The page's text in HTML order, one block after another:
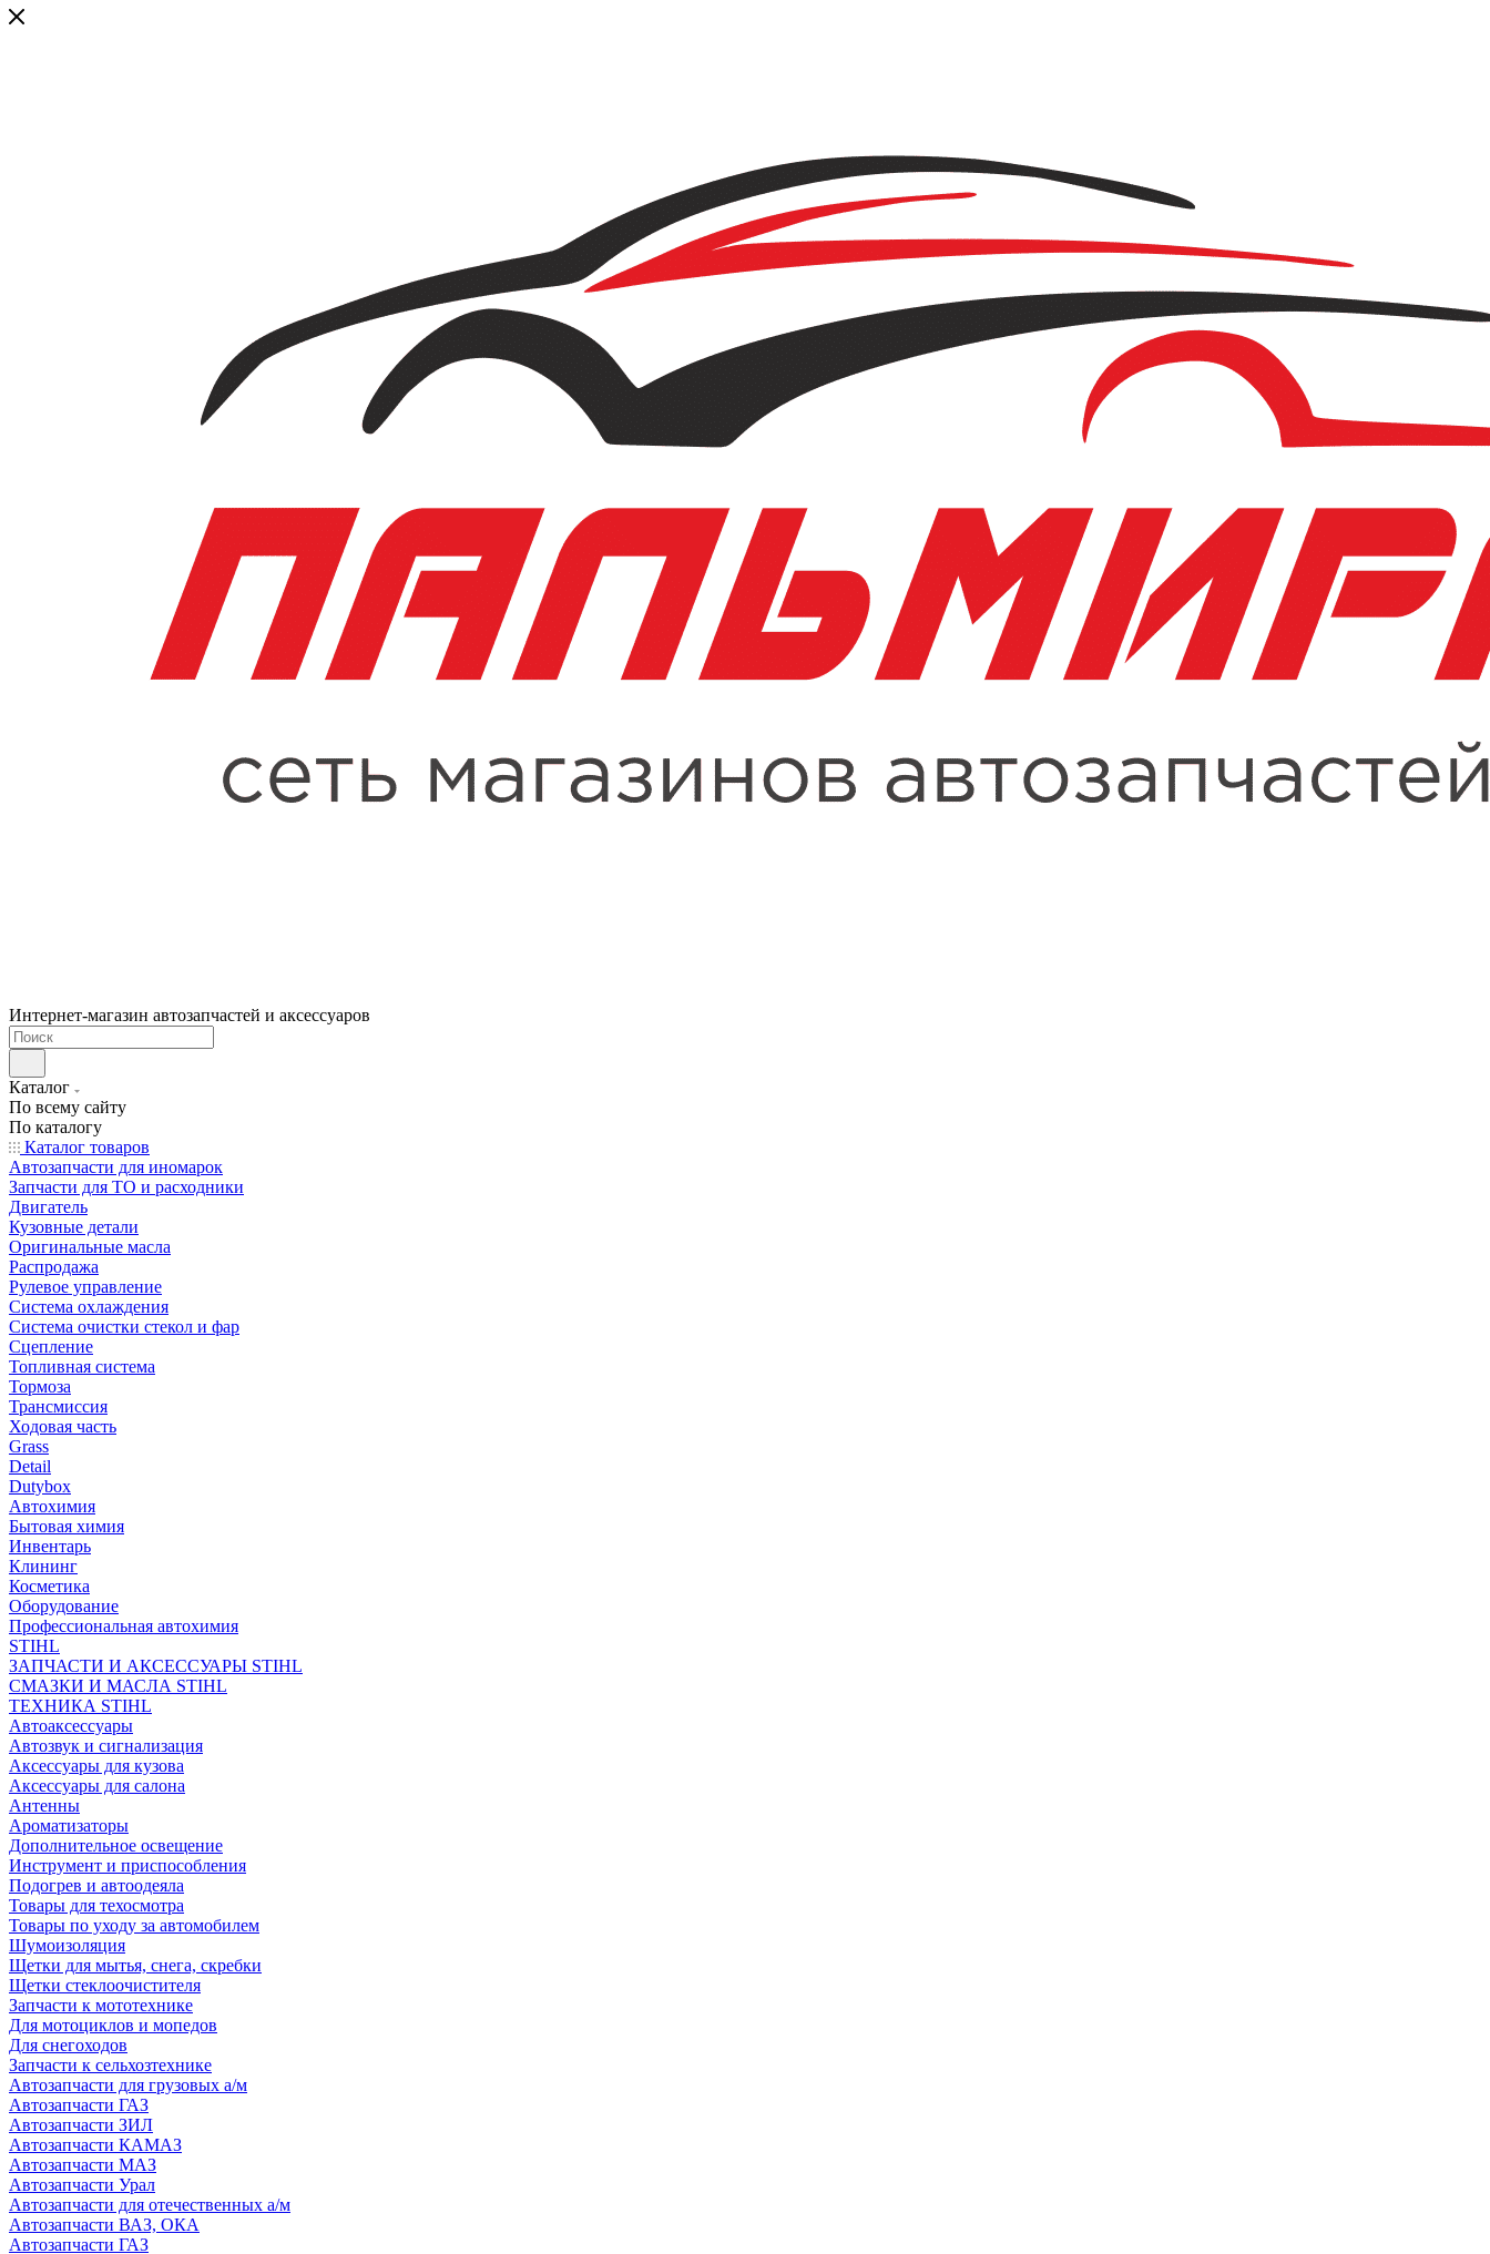
Интернет-магазин автозапчастей и аксессуаров
Каталог
По всему сайту
По каталогу
Каталог товаров
Автозапчасти для иномарок
Запчасти для ТО и расходники
Двигатель
Кузовные детали
Оригинальные масла
Распродажа
Рулевое управление
Система охлаждения
Система очистки стекол и фар
Сцепление
Топливная система
Тормоза
Трансмиссия
Ходовая часть
Grass
Detail
Dutybox
Автохимия
Бытовая химия
Инвентарь
Клининг
Косметика
Оборудование
Профессиональная автохимия
STIHL
ЗАПЧАСТИ И АКСЕССУАРЫ STIHL
СМАЗКИ И МАСЛА STIHL
ТЕХНИКА STIHL
Автоаксессуары
Автозвук и сигнализация
Аксессуары для кузова
Аксессуары для салона
Антенны
Ароматизаторы
Дополнительное освещение
Инструмент и приспособления
Подогрев и автоодеяла
Товары для техосмотра
Товары по уходу за автомобилем
Шумоизоляция
Щетки для мытья, снега, скребки
Щетки стеклоочистителя
Запчасти к мототехнике
Для мотоциклов и мопедов
Для снегоходов
Запчасти к сельхозтехнике
Автозапчасти для грузовых а/м
Автозапчасти ГАЗ
Автозапчасти ЗИЛ
Автозапчасти КАМАЗ
Автозапчасти МАЗ
Автозапчасти Урал
Автозапчасти для отечественных а/м
Автозапчасти ВАЗ, ОКА
Автозапчасти ГАЗ